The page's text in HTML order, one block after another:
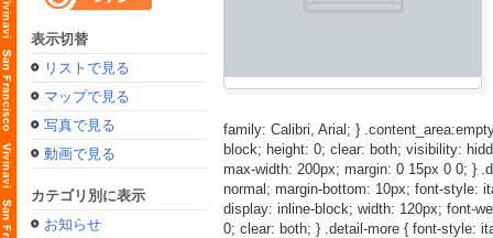
表示切替
リストで見る
マップで見る
写真で見る
動画で見る
カテゴリ別に表示
お知らせ
family: Calibri, Arial; }
block; height: 0; clear: both; visibility:
max-width: 200px; margin: 0 15px 0 0; }
normal; margin-bottom: 10px; font-style:
display: inline-block; width: 120px; font-
0; clear: both; } .detail-more { font-style: